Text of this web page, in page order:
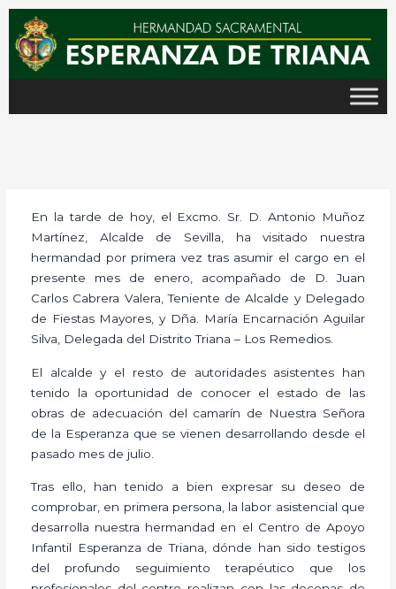
contenido
En la tarde de hoy, el Excmo. Sr. D. Antonio Muñoz
Martínez, Alcalde de Sevilla, ha visitado nuestra
hermandad por primera vez tras asumir el cargo en el
presente mes de enero, acompañado de D. Juan
Carlos Cabrera Valera, Teniente de Alcalde y Delegado
de Fiestas Mayores, y Dña. María Encarnación Aguilar
Silva, Delegada del Distrito Triana – Los Remedios.
El alcalde y el resto de autoridades asistentes han
tenido la oportunidad de conocer el estado de las
obras de adecuación del camarín de Nuestra Señora
de la Esperanza que se vienen desarrollando desde el
pasado mes de julio.
Tras ello, han tenido a bien expresar su deseo de
comprobar, en primera persona, la labor asistencial que
desarrolla nuestra hermandad en el Centro de Apoyo
Infantil Esperanza de Triana, dónde han sido testigos
del profundo seguimiento terapéutico que los